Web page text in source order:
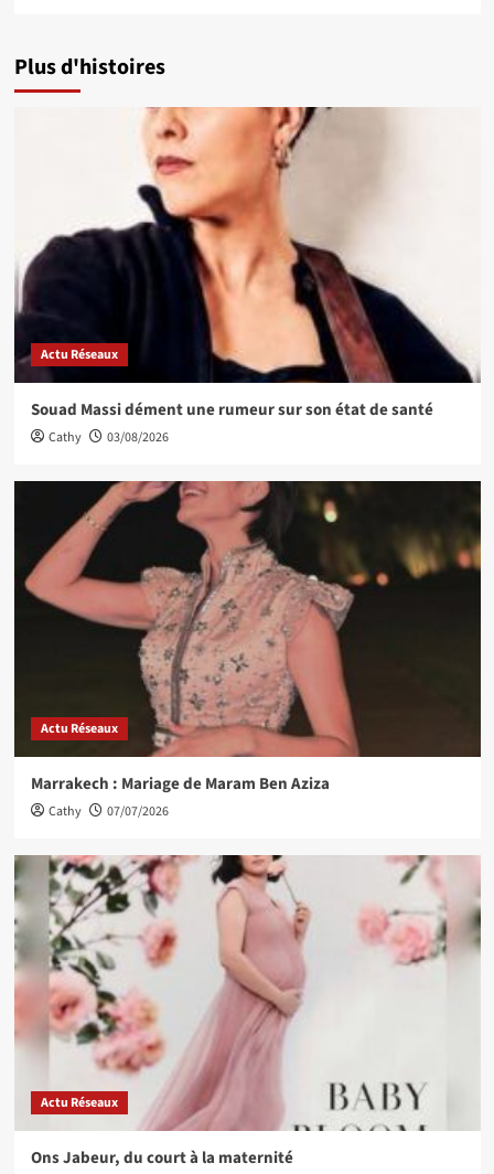
Plus d'histoires
Actu Réseaux
Souad Massi dément une rumeur sur son état de santé
Cathy 03/08/2026
Actu Réseaux
Marrakech : Mariage de Maram Ben Aziza
Cathy 07/07/2026
Actu Réseaux
Ons Jabeur, du court à la maternité